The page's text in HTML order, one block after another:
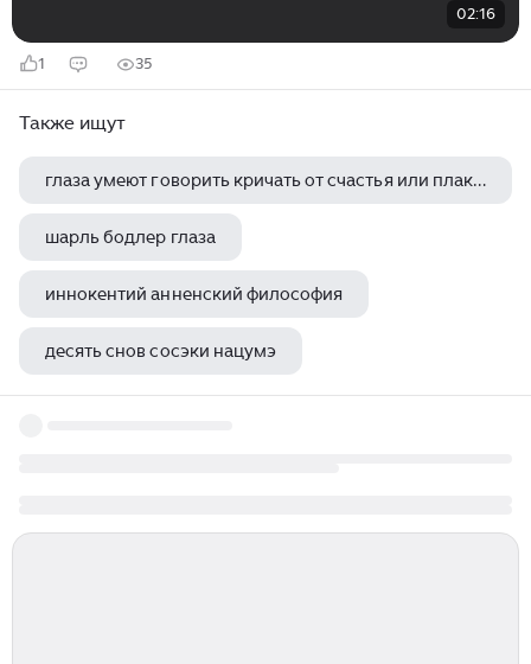
02:16
1 35
Также ищут
глаза умеют говорить кричать от счастья или плакать омар хайям
шарль бодлер глаза
иннокентий анненский философия
десять снов сосэки нацумэ